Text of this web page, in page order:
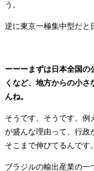
う。
逆に東京一極集中型だと
ーーーまずは日本全国の
くなど、地方からの小
んね。
そうです、そうです。例
が盛んな理由って、行政
そこまで伸びてるんです。
ブラジルの輸出産業の一